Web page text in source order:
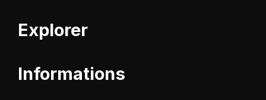
Explorer
Informations